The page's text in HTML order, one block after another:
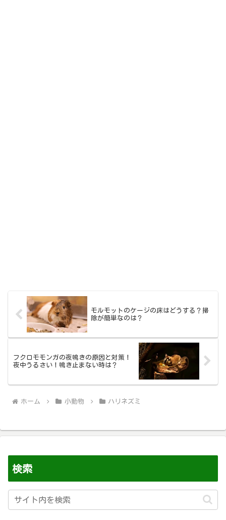
モルモットのケージの床はどうする？掃
除が簡単なのは？
フクロモモンガの夜鳴きの原因と対策！
夜中うるさい！鳴き止まない時は？
ホーム 小動物 ハリネズミ
検索